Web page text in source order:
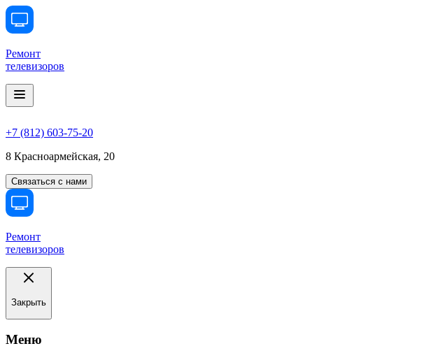
Ремонт
телевизоров
+7 (812) 603-75-20
8 Красноармейская, 20
Связаться с нами
Ремонт
телевизоров
Закрыть
Meню